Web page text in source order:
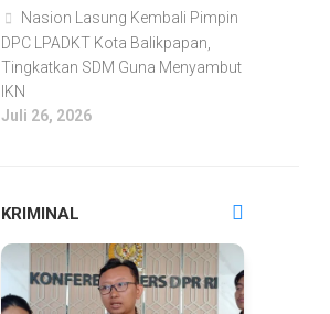
Nasion Lasung Kembali Pimpin
DPC LPADKT Kota Balikpapan,
Tingkatkan SDM Guna Menyambut
IKN
Juli 26, 2026
KRIMINAL